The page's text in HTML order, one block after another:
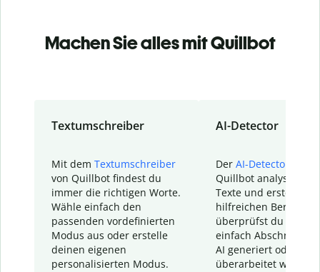
Machen Sie alles mit Quillbot
Textumschreiber
Mit dem Textumschreiber
von Quillbot findest du
immer die richtigen Worte.
Wähle einfach den
passenden vordefinierten
Modus aus oder erstelle
deinen eigenen
personalisierten Modus.
AI-Detector
Der AI-Detector
Quillbot analysiert
Texte und erstellt
hilfreichen Bericht.
überprüfst du
einfach Abschnitte,
AI generiert oder
überarbeitet wurden.